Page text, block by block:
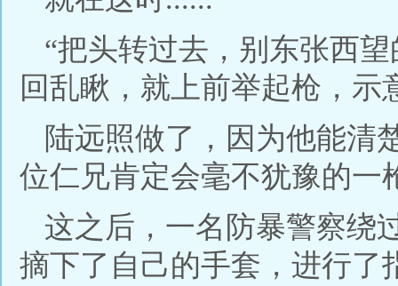
“把头转过去，别东张西
回乱瞅，就上前举起枪，示
陆远照做了，因为他能清
位仁兄肯定会毫不犹豫的一
这之后，一名防暴警察绕
摘下了自己的手套，进行了